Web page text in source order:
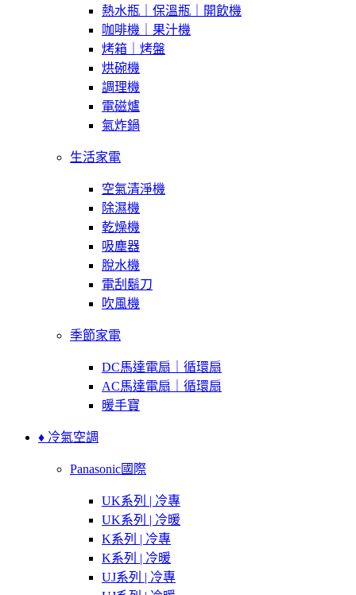
熱水瓶｜保溫瓶｜開飲機
咖啡機｜果汁機
烤箱｜烤盤
烘碗機
調理機
電磁爐
氣炸鍋
生活家電
空氣清淨機
除濕機
乾燥機
吸塵器
脫水機
電刮鬍刀
吹風機
季節家電
DC馬達電扇｜循環扇
AC馬達電扇｜循環扇
暖手寶
♦ 冷氣空調
Panasonic國際
UK系列 | 冷專
UK系列 | 冷暖
K系列 | 冷專
K系列 | 冷暖
UJ系列 | 冷專